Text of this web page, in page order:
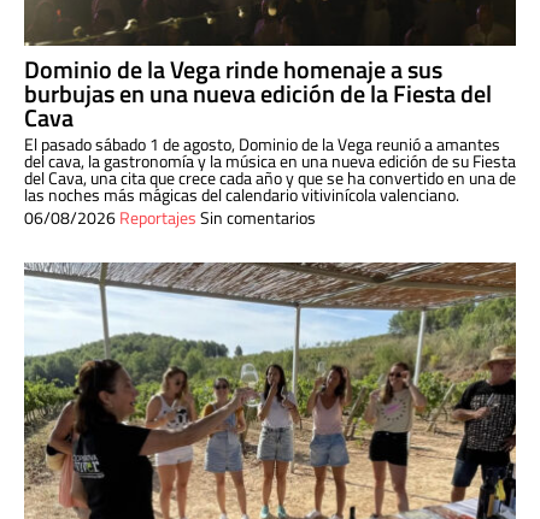
Dominio de la Vega rinde homenaje a sus
burbujas en una nueva edición de la Fiesta del
Cava
El pasado sábado 1 de agosto, Dominio de la Vega reunió a amantes
del cava, la gastronomía y la música en una nueva edición de su Fiesta
del Cava, una cita que crece cada año y que se ha convertido en una de
las noches más mágicas del calendario vitivinícola valenciano.
06/08/2026ReportajesSin comentarios